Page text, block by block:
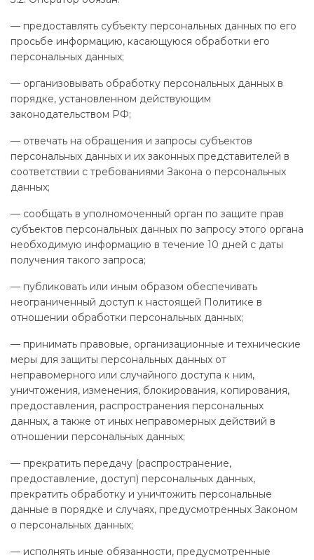
— предоставлять субъекту персональных данных по его
просьбе информацию, касающуюся обработки его
персональных данных;
— организовывать обработку персональных данных в
порядке, установленном действующим
законодательством РФ;
— отвечать на обращения и запросы субъектов
персональных данных и их законных представителей в
соответствии с требованиями Закона о персональных
данных;
— сообщать в уполномоченный орган по защите прав
субъектов персональных данных по запросу этого органа
необходимую информацию в течение 10 дней с даты
получения такого запроса;
— публиковать или иным образом обеспечивать
неограниченный доступ к настоящей Политике в
отношении обработки персональных данных;
— принимать правовые, организационные и технические
меры для защиты персональных данных от
неправомерного или случайного доступа к ним,
уничтожения, изменения, блокирования, копирования,
предоставления, распространения персональных
данных, а также от иных неправомерных действий в
отношении персональных данных;
— прекратить передачу (распространение,
предоставление, доступ) персональных данных,
прекратить обработку и уничтожить персональные
данные в порядке и случаях, предусмотренных Законом
о персональных данных;
— исполнять иные обязанности, предусмотренные